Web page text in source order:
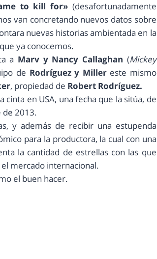
to kill for» (desafortunadamente
van concretando nuevos datos sobre
nuevas historias ambientada en la
ya conocemos.
a Marv y Nancy Callaghan (Mickey
de Rodríguez y Millereste mismo
, propiedad de Robert Rodríguez.
en USA, una fecha que la sitúa, de
de 2013.
y además de recibir una estupenda
para la productora, la cual con una
la cantidad de estrellas con las que
mercado internacional.
el buen hacer.